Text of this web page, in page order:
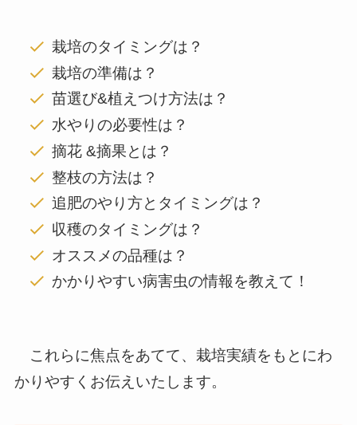
栽培のタイミングは？
栽培の準備は？
苗選び&植えつけ方法は？
水やりの必要性は？
摘花 &摘果とは？
整枝の方法は？
追肥のやり方とタイミングは？
収穫のタイミングは？
オススメの品種は？
かかりやすい病害虫の情報を教えて！
これらに焦点をあてて、栽培実績をもとにわ
かりやすくお伝えいたします。